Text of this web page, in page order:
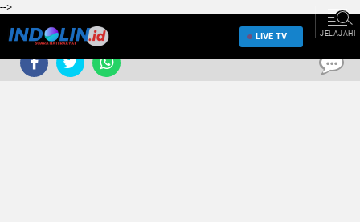
-->
LIVE TV JELAJAHI